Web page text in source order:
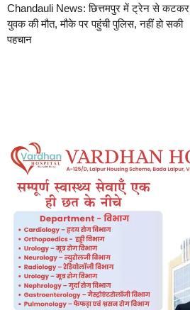
Chandauli News: छित्तमपुर में ट्रेन से कटकर
युवक की मौत, मौके पर पहुंची पुलिस, नहीं हो सकी
पहचान